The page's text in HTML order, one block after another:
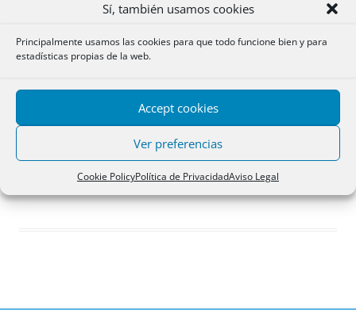
Sí, también usamos cookies
Principalmente usamos las cookies para que todo funcione bien y para
estadísticas propias de la web.
Accept cookies
Ver preferencias
Cookie PolicyPolítica de PrivacidadAviso Legal
Acceder
Registro
¿Has olvidado tu contraseña?